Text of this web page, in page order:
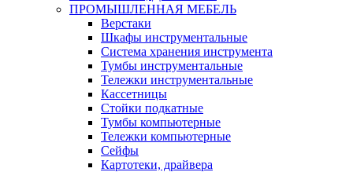
ПРОМЫШЛЕННАЯ МЕБЕЛЬ
Верстаки
Шкафы инструментальные
Система хранения инструмента
Тумбы инструментальные
Тележки инструментальные
Кассетницы
Стойки подкатные
Тумбы компьютерные
Тележки компьютерные
Сейфы
Картотеки, драйвера